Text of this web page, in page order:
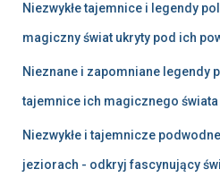
Niezwykłe tajemnice i legendy
magiczny świat ukryty pod ich
Nieznane i zapomniane legendy
tajemnice ich magicznego świata
Niezwykłe i tajemnicze
jeziorach - odkryj fascynujący